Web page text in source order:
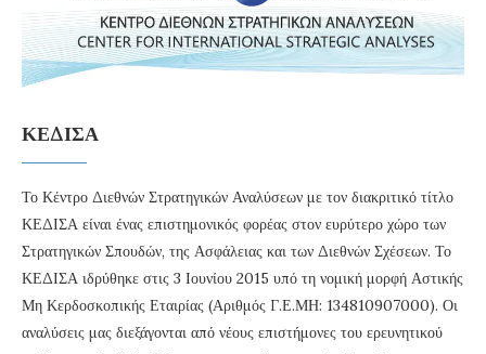
ΚΕΔΙΣΑ
Το Κέντρο Διεθνών Στρατηγικών Αναλύσεων με τον διακριτικό τίτλο
ΚΕΔΙΣΑ είναι ένας επιστημονικός φορέας στον ευρύτερο χώρο των
Στρατηγικών Σπουδών, της Ασφάλειας και των Διεθνών Σχέσεων. Το
ΚΕΔΙΣΑ ιδρύθηκε στις 3 Ιουνίου 2015 υπό τη νομική μορφή Αστικής
Μη Κερδοσκοπικής Εταιρίας (Αριθμός Γ.Ε.ΜΗ: 134810907000). Οι
αναλύσεις μας διεξάγονται από νέους επιστήμονες του ερευνητικού